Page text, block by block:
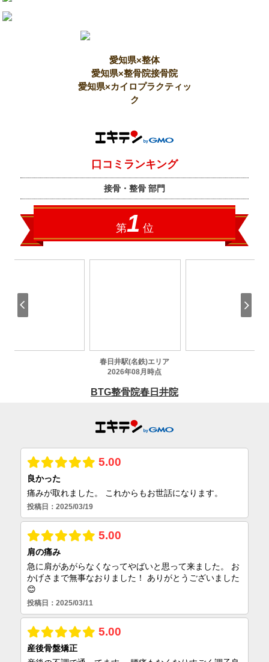
愛知県×整体
愛知県×整骨院接骨院
愛知県×カイロプラクティッ
ク